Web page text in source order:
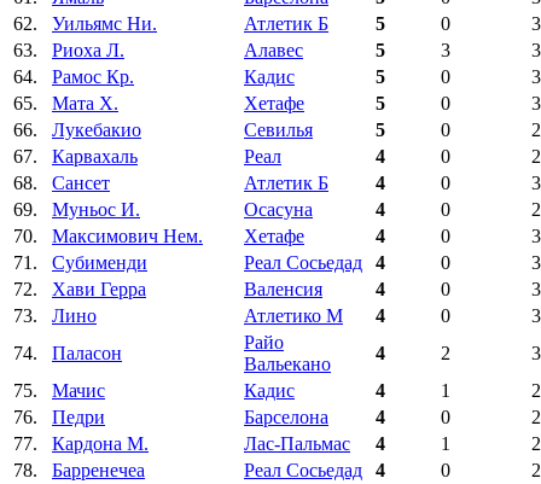
62.
Уильямс Ни. Атлетик Б 5 0
63.
Риоха Л. Алавес 5 3
64.
Рамос Кр. Кадис 5 0
65.
Мата Х. Хетафе 5 0
66.
Лукебакио Севилья 5 0
67.
Карвахаль Реал 4 0
68.
Сансет Атлетик Б 4 0
69.
Муньос И. Осасуна 4 0
70.
Максимович Нем. Хетафе 4 0
71.
Субименди Реал Сосьедад 4 0
72.
Хави Герра Валенсия 4 0
73.
Лино Атлетико М 4 0
74.
Паласон
Райо
Вальекано
4 2
75.
Мачис Кадис 4 1
76.
Педри Барселона 4 0
77.
Кардона М. Лас-Пальмас 4 1
78.
Барренечеа Реал Сосьедад 4 0